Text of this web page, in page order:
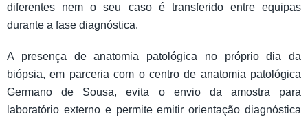
diferentes nem o seu caso é transferido entre equipas
durante a fase diagnóstica.
A presença de anatomia patológica no próprio dia da
biópsia, em parceria com o centro de anatomia patológica
Germano de Sousa, evita o envio da amostra para
laboratório externo e permite emitir orientação diagnóstica